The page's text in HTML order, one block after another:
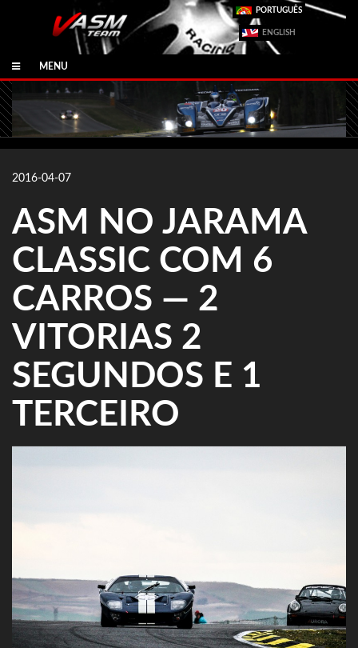
PORTUGUÊS
ENGLISH
MENU
2016-04-07
ASM NO JARAMA
CLASSIC COM 6
CARROS — 2
VITORIAS 2
SEGUNDOS E 1
TERCEIRO